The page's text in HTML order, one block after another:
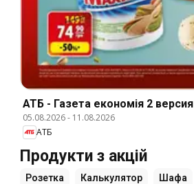
АТБ - Газета економія 2 версия
05.08.2026- 11.08.2026
АТБ
Продукти з акцій
Розетка Калькулятор Шафа